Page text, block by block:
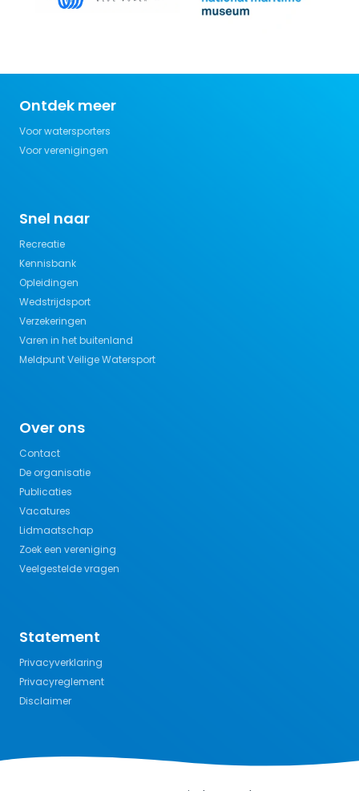
Ontdek meer
Voor watersporters
Voor verenigingen
Snel naar
Recreatie
Kennisbank
Opleidingen
Wedstrijdsport
Verzekeringen
Varen in het buitenland
Meldpunt Veilige Watersport
Over ons
Contact
De organisatie
Publicaties
Vacatures
Lidmaatschap
Zoek een vereniging
Veelgestelde vragen
Statement
Privacyverklaring
Privacyreglement
Disclaimer